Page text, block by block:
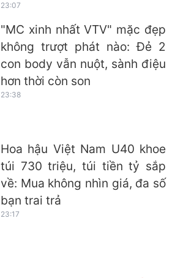
23:07
"MC xinh nhất VTV" mặc đẹp
không trượt phát nào: Đẻ 2
con body vẫn nuột, sành điệu
hơn thời còn son
23:38
Hoa hậu Việt Nam U40 khoe
túi 730 triệu, túi tiền tỷ sắp
về: Mua không nhìn giá, đa số
bạn trai trả
23:17